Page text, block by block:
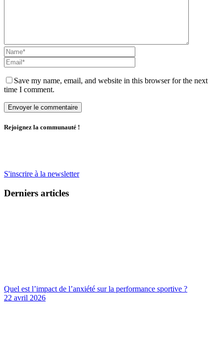
Save my name, email, and website in this browser for the next
time I comment.
Rejoignez la communauté !
S'inscrire à la newsletter
Derniers articles
Quel est l’impact de l’anxiété sur la performance sportive ?
22 avril 2026